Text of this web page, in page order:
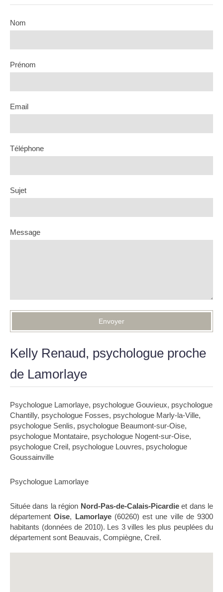
Nom
Prénom
Email
Téléphone
Sujet
Message
Envoyer
Kelly Renaud, psychologue proche
de Lamorlaye
Psychologue Lamorlaye, psychologue Gouvieux, psychologue
Chantilly, psychologue Fosses, psychologue Marly-la-Ville,
psychologue Senlis, psychologue Beaumont-sur-Oise,
psychologue Montataire, psychologue Nogent-sur-Oise,
psychologue Creil, psychologue Louvres, psychologue
Goussainville
Psychologue Lamorlaye
Située dans la région Nord-Pas-de-Calais-Picardieet dans le
départementOise, Lamorlaye(60260) est une ville de 9300
habitants (données de 2010). Les 3 villes les plus peuplées du
département sont Beauvais, Compiègne, Creil.